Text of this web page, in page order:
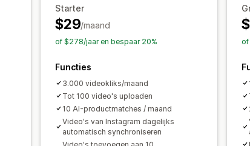
Starter
$29/maand
of $278/jaar en bespaar 20%
Functies
3.000 videokliks/maand
Tot 100 video's uploaden
10 AI-productmatches / maand
Video's van Instagram dagelijks
automatisch synchroniseren
of